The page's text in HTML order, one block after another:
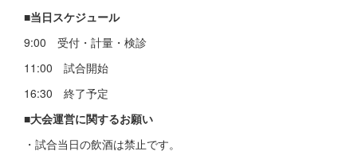
■当日スケジュール
9:00 受付・計量・検診
11:00 試合開始
16:30 終了予定
■大会運営に関するお願い
・試合当日の飲酒は禁止です。